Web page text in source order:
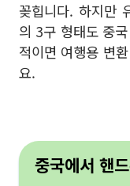
꽂힙니다. 하지만
의 3구 형태도 중
적이면 여행용 변
요.
중국에서 핸